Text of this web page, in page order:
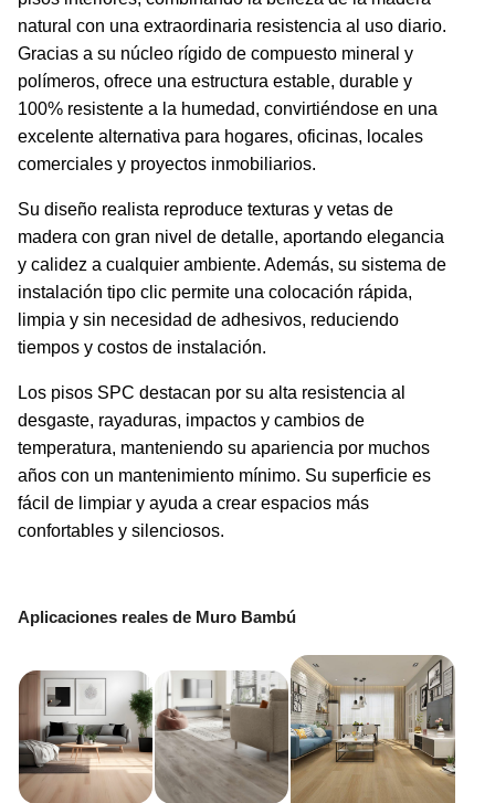
natural con una extraordinaria resistencia al uso diario.
Gracias a su núcleo rígido de compuesto mineral y
polímeros, ofrece una estructura estable, durable y
100% resistente a la humedad, convirtiéndose en una
excelente alternativa para hogares, oficinas, locales
comerciales y proyectos inmobiliarios.
Su diseño realista reproduce texturas y vetas de
madera con gran nivel de detalle, aportando elegancia
y calidez a cualquier ambiente. Además, su sistema de
instalación tipo clic permite una colocación rápida,
limpia y sin necesidad de adhesivos, reduciendo
tiempos y costos de instalación.
Los pisos SPC destacan por su alta resistencia al
desgaste, rayaduras, impactos y cambios de
temperatura, manteniendo su apariencia por muchos
años con un mantenimiento mínimo. Su superficie es
fácil de limpiar y ayuda a crear espacios más
confortables y silenciosos.
Aplicaciones reales de Muro Bambú